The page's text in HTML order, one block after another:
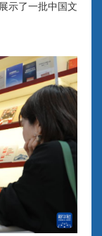
示了一批中国文